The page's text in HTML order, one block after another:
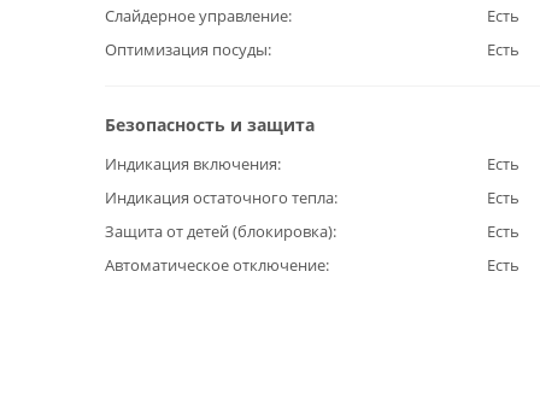
Слайдерное управление
Есть
Оптимизация посуды
Есть
Безопасность и защита
Индикация включения
Есть
Индикация остаточного тепла
Есть
Защита от детей (блокировка)
Есть
Автоматическое отключение
Есть